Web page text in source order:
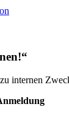
internen